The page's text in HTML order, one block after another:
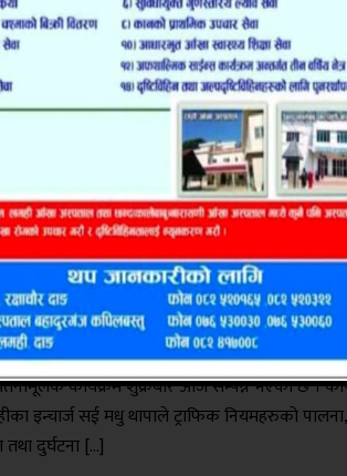
विकासमा गुरुकुल एकेडेमीको
आधार सक्षम शिक्षक भन्ने मान्यतालाई आत्मसात्
क्षमता अभिवृद्धिका लागि प्रशिक्षण
एकेडेमी लमही र घोराही शाखामा छुट्टाछुट्टै शिक्षक
एकेडेमी लमहीले शिक्षकहरूको क्षमता अभिवृद्धि,
निरन्तर विद्यार्थी मूल्याङ्कन विषयक एकदिने
आविमा लागू पदार्थ दुर्ब्यसन र
कार्यक्रम सम्पन्न
गाउँपालिका वडा नम्बर १ गुरुङखोला स्थित ज्योति
ट्राफिक सचेतना तथा लागू पदार्थ दुर्ब्यसन नियन्त्रण
कार्यक्रम शुक्रबार आज सम्पन्न भएको छ ।
इन्चार्ज सई मधु थापाले ट्राफिक नियमहरुको
दुर्घटना […]